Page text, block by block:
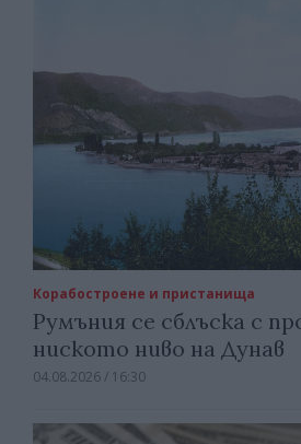
Корабостроене и пристанища
Румъния се сблъска с
ниското ниво на Дунав
04.08.2026 / 16:30